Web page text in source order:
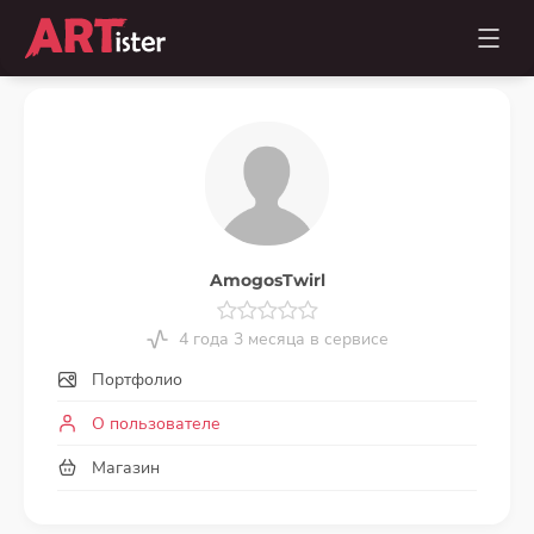
AmogosTwirl
4 года 3 месяца в сервисе
Портфолио
О пользователе
Магазин